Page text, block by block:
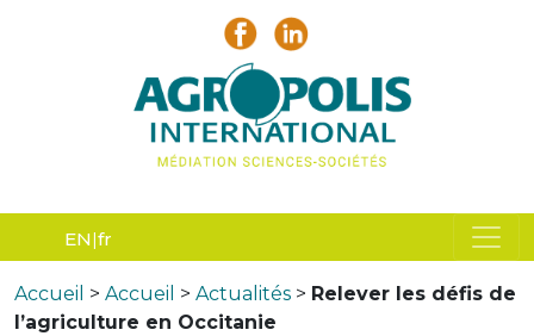
EN fr
Accueil > Accueil > Actualités > Relever les défis de
l’agriculture en Occitanie